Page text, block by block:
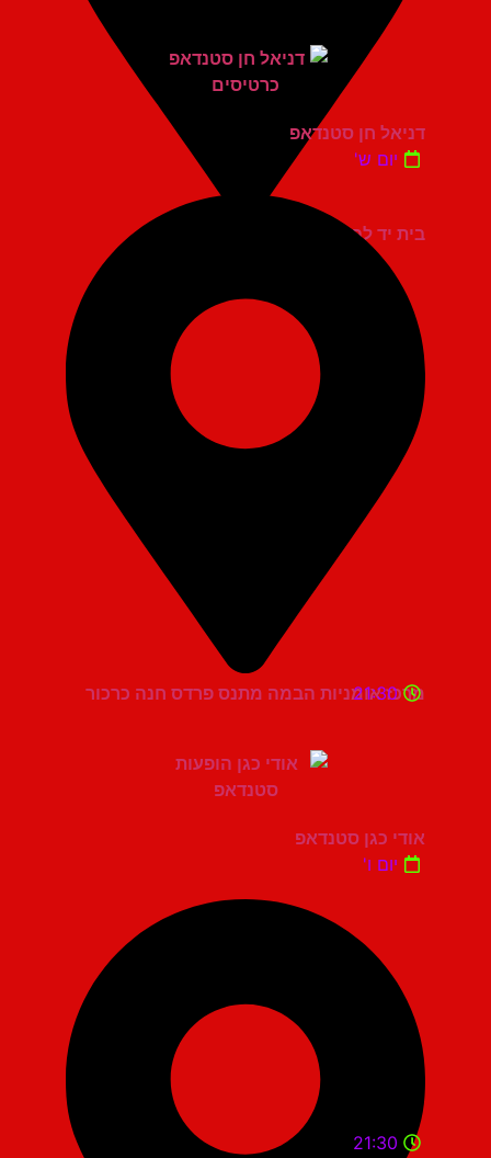
בית יד לבנים אשדוד
דניאל חן סטנדאפ
יום ש'
מרכז אומניות הבמה מתנס פרדס חנה כרכור
21:30
אודי כגן סטנדאפ
יום ו'
21:30